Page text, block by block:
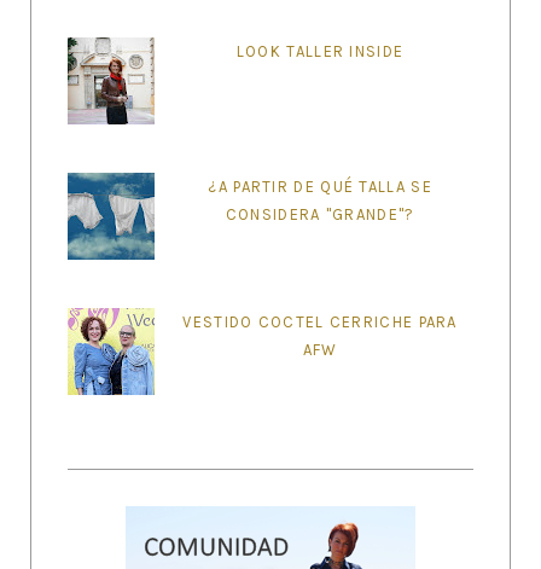
LOOK TALLER INSIDE
¿A PARTIR DE QUÉ TALLA SE
CONSIDERA "GRANDE"?
VESTIDO COCTEL CERRICHE PARA
AFW